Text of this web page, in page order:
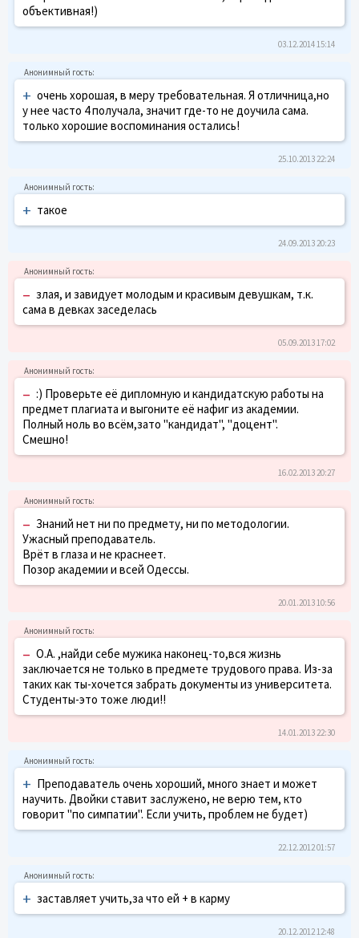
объективная!)
03.12.2014 15:14
+ очень хорошая, в меру требовательная. Я отличница,но
у нее часто 4 получала, значит где-то не доучила сама.
только хорошие воспоминания остались!
25.10.2013 22:24
+ такое
24.09.2013 20:23
– злая, и завидует молодым и красивым девушкам, т.к.
сама в девках заседелась
05.09.2013 17:02
– :) Проверьте её дипломную и кандидатскую работы на
предмет плагиата и выгоните её нафиг из академии.
Полный ноль во всём,зато "кандидат", "доцент".
Смешно!
16.02.2013 20:27
– Знаний нет ни по предмету, ни по методологии.
Ужасный преподаватель.
Врёт в глаза и не краснеет.
Позор академии и всей Одессы.
20.01.2013 10:56
– О.А. ,найди себе мужика наконец-то,вся жизнь
заключается не только в предмете трудового права. Из-за
таких как ты-хочется забрать документы из университета.
Студенты-это тоже люди!!
14.01.2013 22:30
+ Преподаватель очень хороший, много знает и может
научить. Двойки ставит заслужено, не верю тем, кто
говорит "по симпатии". Если учить, проблем не будет)
22.12.2012 01:57
+ заставляет учить,за что ей + в карму
20.12.2012 12:48